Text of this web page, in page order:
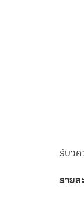
รับวิ
รายล